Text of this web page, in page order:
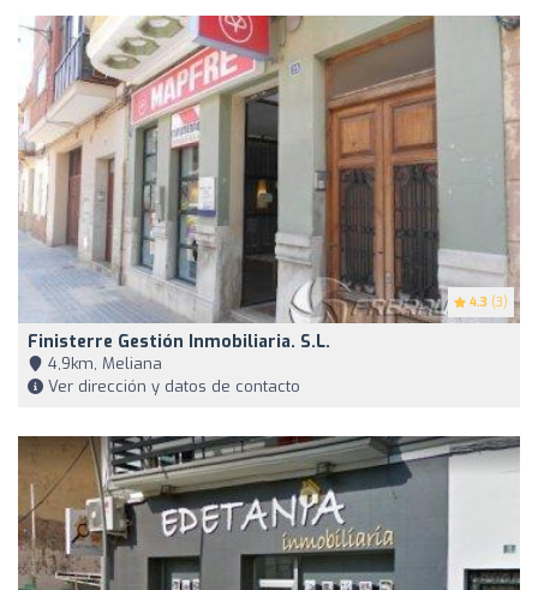
4.3 (3)
Finisterre Gestión Inmobiliaria. S.L.
4,9km, Meliana
Ver dirección y datos de contacto